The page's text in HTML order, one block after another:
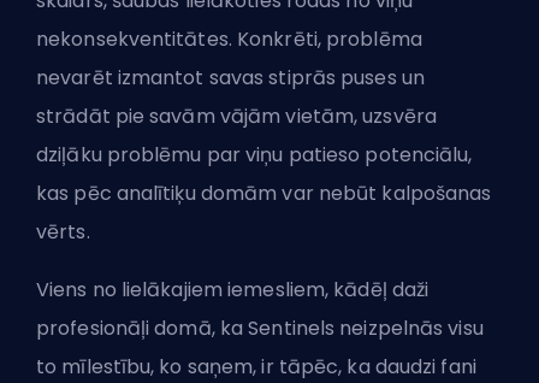
nekonsekventitātes. Konkrēti, problēma
nevarēt izmantot savas stiprās puses un
strādāt pie savām vājām vietām, uzsvēra
dziļāku problēmu par viņu patieso potenciālu,
kas pēc analītiķu domām var nebūt kalpošanas
vērts.
Viens no lielākajiem iemesliem, kādēļ daži
profesionāļi domā, ka Sentinels neizpelnās visu
to mīlestību, ko saņem, ir tāpēc, ka daudzi fani